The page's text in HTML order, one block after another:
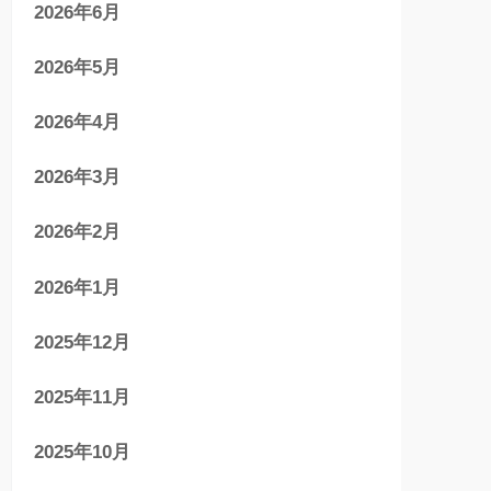
2026年6月
2026年5月
2026年4月
2026年3月
2026年2月
2026年1月
2025年12月
2025年11月
2025年10月